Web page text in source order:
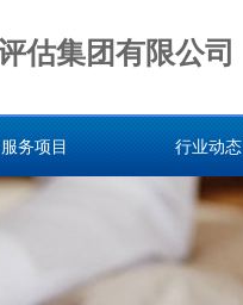
估集团有限公司
服务项目 行业动态